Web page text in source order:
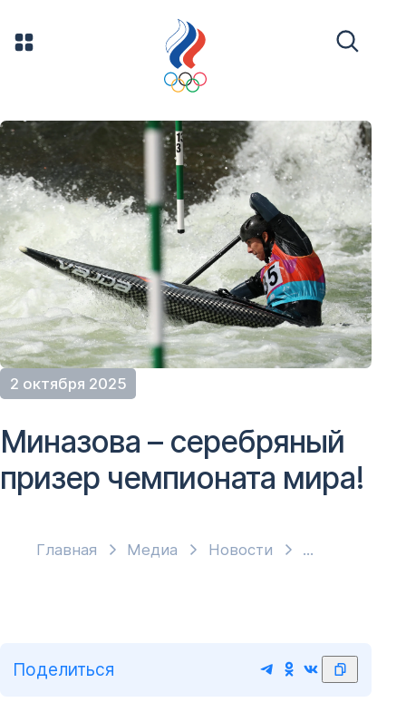
2 октября 2025
Главная Медиа Новости
Миназова – серебряный
призер чемпионата мира!
Поделиться